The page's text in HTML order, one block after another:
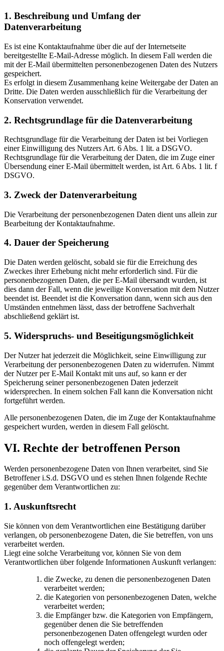
1. Beschreibung und Umfang der
Datenverarbeitung
Es ist eine Kontaktaufnahme über die auf der Internetseite
bereitgestellte E-Mail-Adresse möglich. In diesem Fall werden die
mit der E-Mail übermittelten personenbezogenen Daten des Nutzers
gespeichert.
Es erfolgt in diesem Zusammenhang keine Weitergabe der Daten an
Dritte. Die Daten werden ausschließlich für die Verarbeitung der
Konservation verwendet.
2. Rechtsgrundlage für die Datenverarbeitung
Rechtsgrundlage für die Verarbeitung der Daten ist bei Vorliegen
einer Einwilligung des Nutzers Art. 6 Abs. 1 lit. a DSGVO.
Rechtsgrundlage für die Verarbeitung der Daten, die im Zuge einer
Übersendung einer E-Mail übermittelt werden, ist Art. 6 Abs. 1 lit. f
DSGVO.
3. Zweck der Datenverarbeitung
Die Verarbeitung der personenbezogenen Daten dient uns allein zur
Bearbeitung der Kontaktaufnahme.
4. Dauer der Speicherung
Die Daten werden gelöscht, sobald sie für die Erreichung des
Zweckes ihrer Erhebung nicht mehr erforderlich sind. Für die
personenbezogenen Daten, die per E-Mail übersandt wurden, ist
dies dann der Fall, wenn die jeweilige Konversation mit dem Nutzer
beendet ist. Beendet ist die Konversation dann, wenn sich aus den
Umständen entnehmen lässt, dass der betroffene Sachverhalt
abschließend geklärt ist.
5. Widerspruchs- und Beseitigungsmöglichkeit
Der Nutzer hat jederzeit die Möglichkeit, seine Einwilligung zur
Verarbeitung der personenbezogenen Daten zu widerrufen. Nimmt
der Nutzer per E-Mail Kontakt mit uns auf, so kann er der
Speicherung seiner personenbezogenen Daten jederzeit
widersprechen. In einem solchen Fall kann die Konversation nicht
fortgeführt werden.
Alle personenbezogenen Daten, die im Zuge der Kontaktaufnahme
gespeichert wurden, werden in diesem Fall gelöscht.
VI. Rechte der betroffenen Person
Werden personenbezogene Daten von Ihnen verarbeitet, sind Sie
Betroffener i.S.d. DSGVO und es stehen Ihnen folgende Rechte
gegenüber dem Verantwortlichen zu:
1. Auskunftsrecht
Sie können von dem Verantwortlichen eine Bestätigung darüber
verlangen, ob personenbezogene Daten, die Sie betreffen, von uns
verarbeitet werden.
Liegt eine solche Verarbeitung vor, können Sie von dem
Verantwortlichen über folgende Informationen Auskunft verlangen:
die Zwecke, zu denen die personenbezogenen Daten
verarbeitet werden;
die Kategorien von personenbezogenen Daten, welche
verarbeitet werden;
die Empfänger bzw. die Kategorien von Empfängern,
gegenüber denen die Sie betreffenden
personenbezogenen Daten offengelegt wurden oder
noch offengelegt werden;